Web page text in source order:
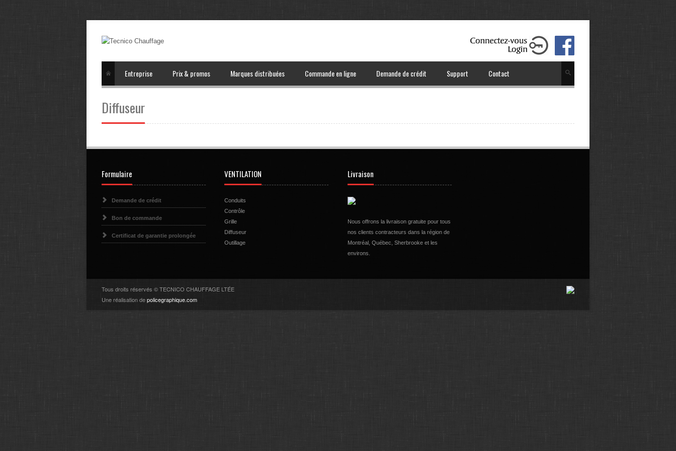
Entreprise Prix & promos Marques distribuées Commande en ligne Demande de crédit Support Contact
Diffuseur
Formulaire
Demande de crédit
Bon de commande
Certificat de garantie prolongée
VENTILATION
Conduits
Contrôle
Grille
Diffuseur
Outillage
Livraison
Nous offrons la livraison gratuite pour tous
nos clients contracteurs dans la région de
Montréal, Québec, Sherbrooke et les
environs.
Tous droits réservés © TECNICO CHAUFFAGE LTÉE
Une réalisation depolicegraphique.com